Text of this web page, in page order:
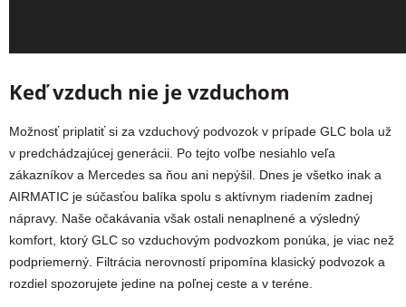
Keď vzduch nie je vzduchom
Možnosť priplatiť si za vzduchový podvozok v prípade GLC bola už
v predchádzajúcej generácii. Po tejto voľbe nesiahlo veľa
zákazníkov a Mercedes sa ňou ani nepýšil. Dnes je všetko inak a
AIRMATIC je súčasťou balíka spolu s aktívnym riadením zadnej
nápravy. Naše očakávania však ostali nenaplnené a výsledný
komfort, ktorý GLC so vzduchovým podvozkom ponúka, je viac než
podpriemerný. Filtrácia nerovností pripomína klasický podvozok a
rozdiel spozorujete jedine na poľnej ceste a v teréne.